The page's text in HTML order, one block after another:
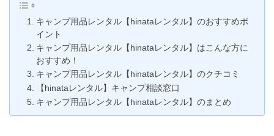
キャンプ用品レンタル【hinataレンタル】のおすすめポ
イント
キャンプ用品レンタル【hinataレンタル】はこんな方に
おすすめ！
キャンプ用品レンタル【hinataレンタル】のクチコミ
【hinataレンタル】キャンプ相談窓口
キャンプ用品レンタル【hinataレンタル】のまとめ